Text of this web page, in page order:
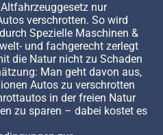
nur
verschrotten. So wird
Spezielle Maschinen &
und fachgerecht zerlegt
die Natur nicht zu Schaden
Man geht davon aus,
Autos zu verschrotten
in der freien Natur
zu sparen – dabei kostet es